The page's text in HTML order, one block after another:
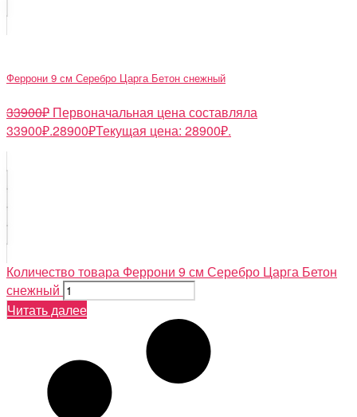
Феррони 9 см Серебро Царга Бетон снежный
33900₽ Первоначальная цена составляла
33900₽.28900₽Текущая цена: 28900₽.
Количество товара Феррони 9 см Серебро Царга Бетон
снежный
Читать далее